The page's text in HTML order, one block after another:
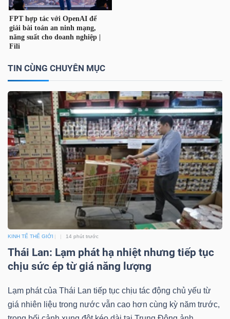
TIN CÙNG CHUYÊN MỤC
KINH TẾ THẾ GIỚI 14 phút trước
Thái Lan: Lạm phát hạ nhiệt nhưng tiếp tục
chịu sức ép từ giá năng lượng
Lạm phát của Thái Lan tiếp tục chịu tác động chủ yếu từ
giá nhiên liệu trong nước vẫn cao hơn cùng kỳ năm trước,
NĂNG
LƯỢNG
NGUYÊN
VẬT
LIỆU
CÔNG
NGHIỆP
TIÊU
KHÔNG
THIẾT